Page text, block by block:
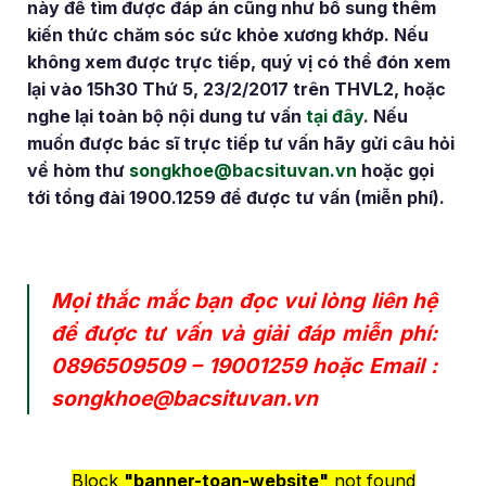
này để tìm được đáp án cũng như bổ sung thêm
kiến thức chăm sóc sức khỏe xương khớp. Nếu
không xem được trực tiếp, quý vị có thể đón xem
lại vào 15h30 Thứ 5, 23/2/2017 trên THVL2, hoặc
nghe lại toàn bộ nội dung tư vấntại đây. Nếu
muốn được bác sĩ trực tiếp tư vấn hãy gửi câu hỏi
về hòm thư songkhoe@bacsituvan.vn hoặc gọi
tới tổng đài 1900.1259 để được tư vấn (miễn phí).
Mọi thắc mắc bạn đọc vui lòng liên hệ
để được tư vấn và giải đáp miễn phí:
0896509509– 19001259hoặc Email :
songkhoe@bacsituvan.vn
Block "banner-toan-website" not found